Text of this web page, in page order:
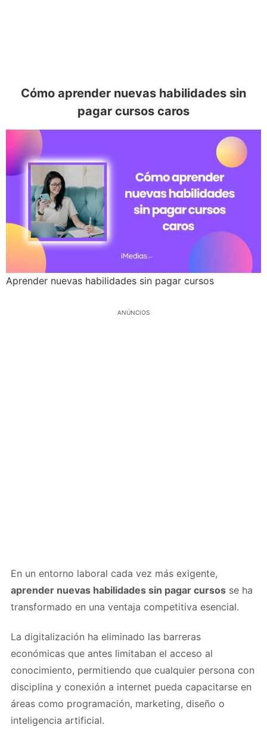
Cómo aprender nuevas habilidades sin
pagar cursos caros
Aprender nuevas habilidades sin pagar cursos
ANÚNCIOS
En un entorno laboral cada vez más exigente,
aprender nuevas habilidades sin pagar cursos se ha
transformado en una ventaja competitiva esencial.
La digitalización ha eliminado las barreras
económicas que antes limitaban el acceso al
conocimiento, permitiendo que cualquier persona con
disciplina y conexión a internet pueda capacitarse en
áreas como programación, marketing, diseño o
inteligencia artificial.